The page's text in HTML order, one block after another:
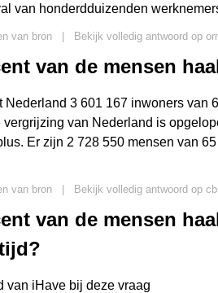
van honderdduizenden
van bron Bekijk volledig antwoord op
van de mensen
Nederland 3 601 167 inwoners van
van Nederland is
Er zijn 2 728 550 mensen van
van bron Bekijk volledig antwoord op
van de mensen
van iHave bij deze vraag